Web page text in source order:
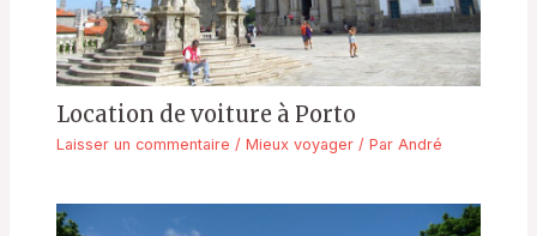
Location de voiture à Porto
Laisser un commentaire /Mieux voyager / Par André